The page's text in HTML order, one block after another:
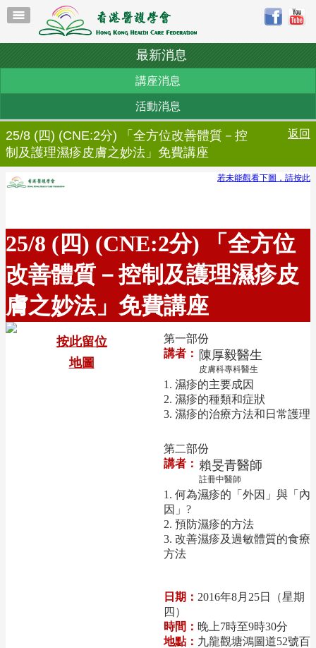
最新消息
講座消息
活動消息
25/8 (四) (CNE:2分) 「全方位改善體質－控
制及護理濕疹皮膚之妙法」免費講座
返回
若未能觀看下圖，請按此
25/8 (四) (CNE:2分) 「全方位
改善體質－控制及護理濕疹皮
膚之妙法」免費講座
按此留位
地圖
第一部份
講者： 陳厚毅醫生
皮膚科專科醫生
1. 濕疹的主要成因
2. 濕疹的種類和症狀
3. 濕疹的治療方法和日常護理
第二部份
講者： 賴旻青醫師
註冊中醫師
1. 何為濕疹的「外因」與「內
因」?
2. 預防濕疹的方法
3. 改善濕疹及過敏體質的食療
方法
日期： 2016年8月25日（星期
四）
時間： 晚上7時至9時30分
地點： 九龍觀塘鴻圖道52號百